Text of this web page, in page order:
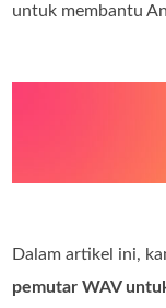
untuk membantu
Dalam artikel ini,
pemutar WAV